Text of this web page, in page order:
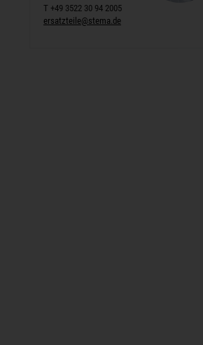
T +49 3522 30 94 2005
ersatzteile@stema.de